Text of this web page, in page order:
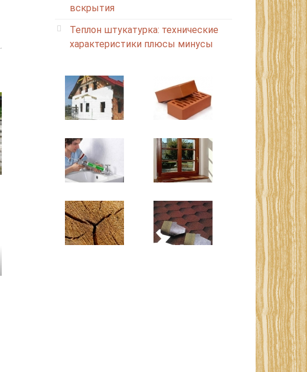
вскрытия
Теплон штукатурка: технические
характеристики плюсы минусы